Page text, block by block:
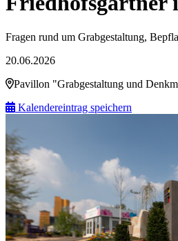
Fragen rund um Grabgestaltung,
20.06.2026
Pavillon "Grabgestaltung und
Kalendereintrag speichern